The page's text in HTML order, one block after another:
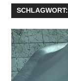
SCHLAGWORT: